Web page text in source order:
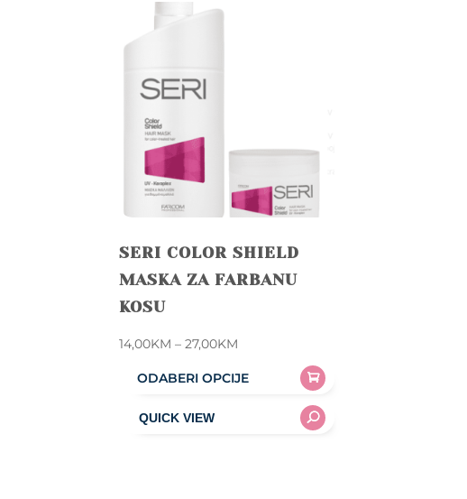
SERI COLOR SHIELD
MASKA ZA FARBANU
KOSU
14,00KM – 27,00KM
ODABERI OPCIJE
product